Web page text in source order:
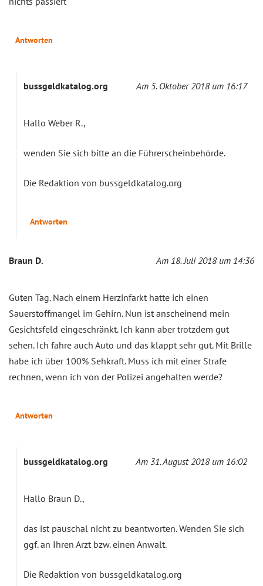
Antworten
bussgeldkatalog.org Am 5. Oktober 2018 um 16:17
Hallo Weber R.,
wenden Sie sich bitte an die Führerscheinbehörde.
Die Redaktion von bussgeldkatalog.org
Antworten
Braun D. Am 18. Juli 2018 um 14:36
Guten Tag. Nach einem Herzinfarkt hatte ich einen
Sauerstoffmangel im Gehirn. Nun ist anscheinend mein
Gesichtsfeld eingeschränkt. Ich kann aber trotzdem gut
sehen. Ich fahre auch Auto und das klappt sehr gut. Mit Brille
habe ich über 100% Sehkraft. Muss ich mit einer Strafe
rechnen, wenn ich von der Polizei angehalten werde?
Antworten
bussgeldkatalog.org Am 31. August 2018 um 16:02
Hallo Braun D.,
das ist pauschal nicht zu beantworten. Wenden Sie sich
ggf. an Ihren Arzt bzw. einen Anwalt.
Die Redaktion von bussgeldkatalog.org